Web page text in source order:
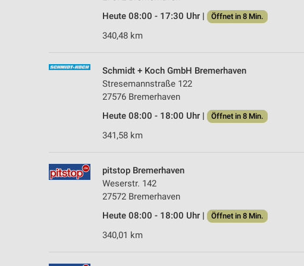
Heute 08:00 - 17:30 Uhr |
Öffnet in 8 Min.
340,48 km
Schmidt + Koch GmbH Bremerhaven
Stresemannstraße 122
27576 Bremerhaven
Heute 08:00 - 18:00 Uhr |
Öffnet in 8 Min.
341,58 km
pitstop Bremerhaven
Weserstr. 142
27572 Bremerhaven
Heute 08:00 - 18:00 Uhr |
Öffnet in 8 Min.
340,01 km